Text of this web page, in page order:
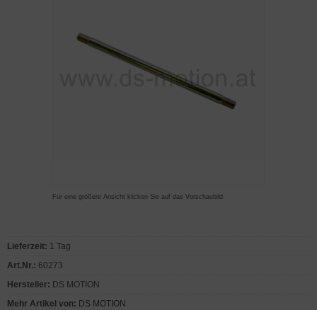
Für eine größere Ansicht klicken Sie auf das Vorschaubild
Lieferzeit: 1 Tag
Art.Nr.: 60273
Hersteller: DS MOTION
Mehr Artikel von: DS MOTION